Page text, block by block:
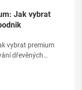
Jak vybrat
vybrat premium
dřevěných